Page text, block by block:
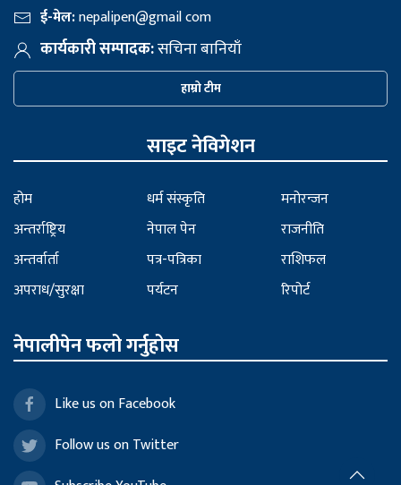
ई-मेल:nepalipen@gmail com
कार्यकारी सम्पादक:सचिना बानियाँ
हाम्रो टीम
साइट नेविगेशन
होम
अन्तर्राष्ट्रिय
अन्तर्वार्ता
अपराध/सुरक्षा
धर्म संस्कृति
नेपाल पेन
पत्र-पत्रिका
पर्यटन
मनोरन्जन
राजनीति
राशिफल
रिपोर्ट
नेपालीपेन फलो गर्नुहोस
Like us on Facebook
Follow us on Twitter